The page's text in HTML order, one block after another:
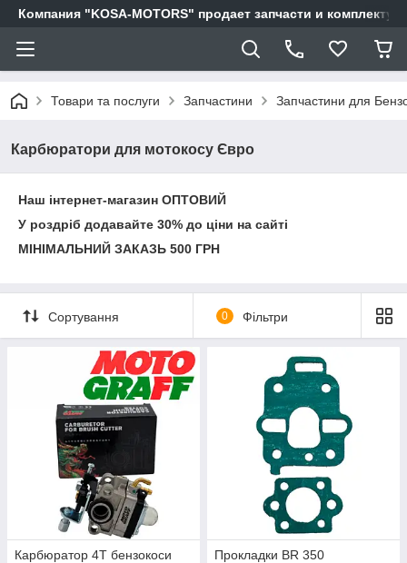
Компания "KOSA-MOTORS" продает запчасти и
Товари та послуги Запчастини Запчастини для
Карбюратори для мотокосу Євро
Наш інтернет-магазин ОПТОВИЙ
У роздріб додавайте 30% до ціни на сайті
МІНІМАЛЬНИЙ ЗАКАЗЬ 500 ГРН
Сортування 0 Фільтри
Карбюратор 4Т бензокоси
Прокладки BR 350